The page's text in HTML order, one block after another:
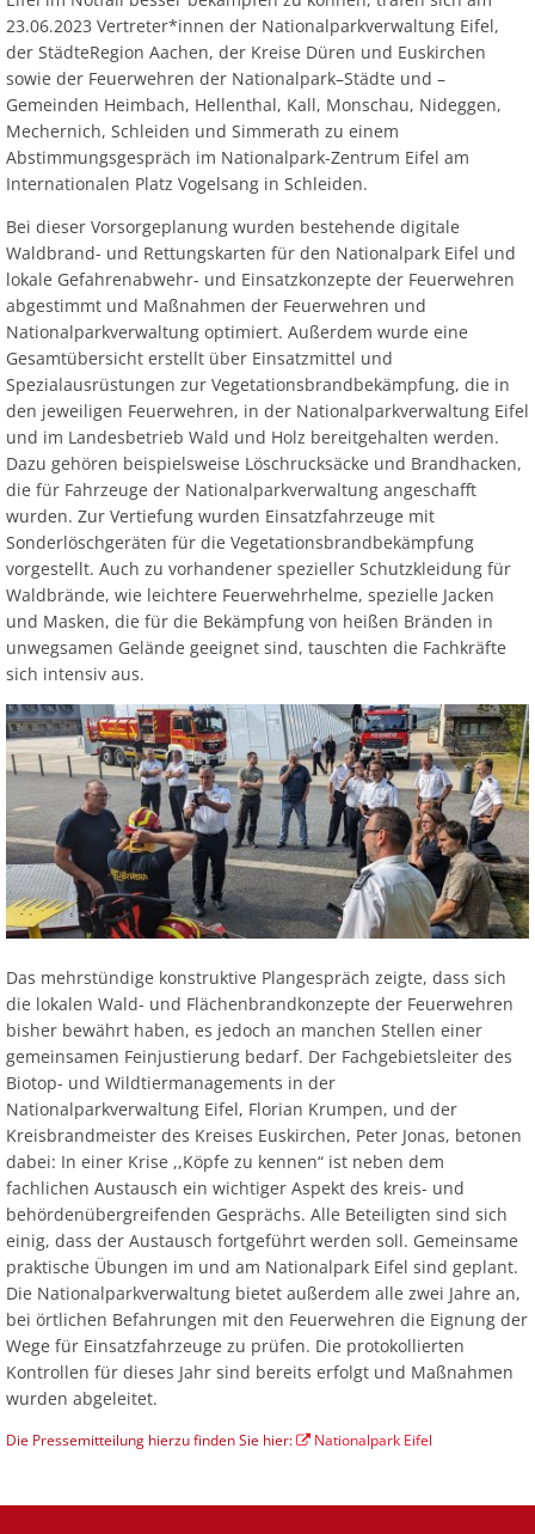
23.06.2023 Vertreter*innen der Nationalparkverwaltung Eifel,
der StädteRegion Aachen, der Kreise Düren und Euskirchen
sowie der Feuerwehren der Nationalpark–Städte und –
Gemeinden Heimbach, Hellenthal, Kall, Monschau, Nideggen,
Mechernich, Schleiden und Simmerath zu einem
Abstimmungsgespräch im Nationalpark-Zentrum Eifel am
Internationalen Platz Vogelsang in Schleiden.
Bei dieser Vorsorgeplanung wurden bestehende digitale
Waldbrand- und Rettungskarten für den Nationalpark Eifel und
lokale Gefahrenabwehr- und Einsatzkonzepte der Feuerwehren
abgestimmt und Maßnahmen der Feuerwehren und
Nationalparkverwaltung optimiert. Außerdem wurde eine
Gesamtübersicht erstellt über Einsatzmittel und
Spezialausrüstungen zur Vegetationsbrandbekämpfung, die in
den jeweiligen Feuerwehren, in der Nationalparkverwaltung Eifel
und im Landesbetrieb Wald und Holz bereitgehalten werden.
Dazu gehören beispielsweise Löschrucksäcke und Brandhacken,
die für Fahrzeuge der Nationalparkverwaltung angeschafft
wurden. Zur Vertiefung wurden Einsatzfahrzeuge mit
Sonderlöschgeräten für die Vegetationsbrandbekämpfung
vorgestellt. Auch zu vorhandener spezieller Schutzkleidung für
Waldbrände, wie leichtere Feuerwehrhelme, spezielle Jacken
und Masken, die für die Bekämpfung von heißen Bränden in
unwegsamen Gelände geeignet sind, tauschten die Fachkräfte
sich intensiv aus.
Das mehrstündige konstruktive Plangespräch zeigte, dass sich
die lokalen Wald- und Flächenbrandkonzepte der Feuerwehren
bisher bewährt haben, es jedoch an manchen Stellen einer
gemeinsamen Feinjustierung bedarf. Der Fachgebietsleiter des
Biotop- und Wildtiermanagements in der
Nationalparkverwaltung Eifel, Florian Krumpen, und der
Kreisbrandmeister des Kreises Euskirchen, Peter Jonas, betonen
dabei: In einer Krise ,,Köpfe zu kennen“ ist neben dem
fachlichen Austausch ein wichtiger Aspekt des kreis- und
behördenübergreifenden Gesprächs. Alle Beteiligten sind sich
einig, dass der Austausch fortgeführt werden soll. Gemeinsame
praktische Übungen im und am Nationalpark Eifel sind geplant.
Die Nationalparkverwaltung bietet außerdem alle zwei Jahre an,
bei örtlichen Befahrungen mit den Feuerwehren die Eignung der
Wege für Einsatzfahrzeuge zu prüfen. Die protokollierten
Kontrollen für dieses Jahr sind bereits erfolgt und Maßnahmen
wurden abgeleitet.
Die Pressemitteilung hierzu finden Sie hier: Nationalpark Eifel